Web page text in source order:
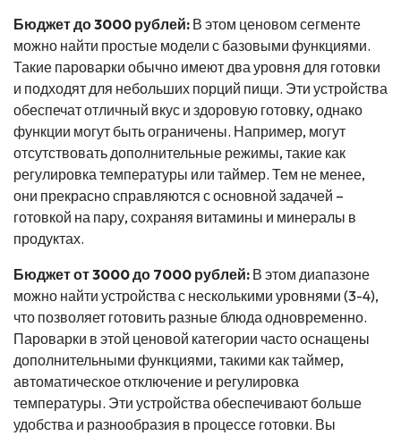
Бюджет до 3000 рублей: В этом ценовом сегменте
можно найти простые модели с базовыми функциями.
Такие пароварки обычно имеют два уровня для готовки
и подходят для небольших порций пищи. Эти устройства
обеспечат отличный вкус и здоровую готовку, однако
функции могут быть ограничены. Например, могут
отсутствовать дополнительные режимы, такие как
регулировка температуры или таймер. Тем не менее,
они прекрасно справляются с основной задачей –
готовкой на пару, сохраняя витамины и минералы в
продуктах.
Бюджет от 3000 до 7000 рублей: В этом диапазоне
можно найти устройства с несколькими уровнями (3-4),
что позволяет готовить разные блюда одновременно.
Пароварки в этой ценовой категории часто оснащены
дополнительными функциями, такими как таймер,
автоматическое отключение и регулировка
температуры. Эти устройства обеспечивают больше
удобства и разнообразия в процессе готовки. Вы